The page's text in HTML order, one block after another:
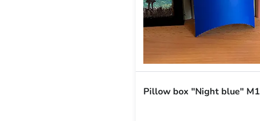
Pillow box "Night blue" M1